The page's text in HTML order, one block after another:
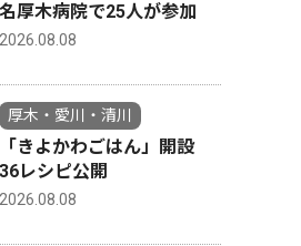
ズを満喫 厚木
21日
名厚木病院で25人が参加
2026.08.08
厚木・愛川・清川
「きよかわごはん」開設
36レシピ公開
2026.08.08